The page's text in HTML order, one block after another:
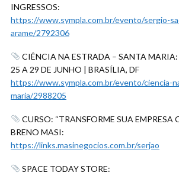
INGRESSOS:
https://www.sympla.com.br/evento/sergio-
arame/2792306
CIÊNCIA NA ESTRADA – SANTA MARIA:
25 A 29 DE JUNHO | BRASÍLIA, DF
https://www.sympla.com.br/evento/ciencia-
maria/2988205
CURSO: “TRANSFORME SUA EMPRESA
BRENO MASI:
https://links.masinegocios.com.br/serjao
SPACE TODAY STORE: